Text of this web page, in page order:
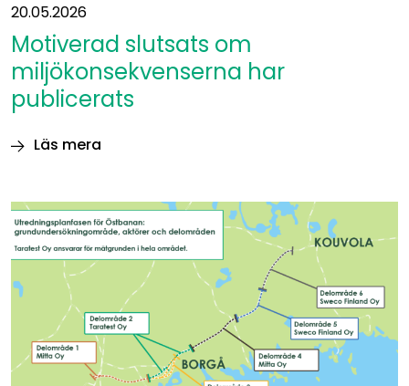
20.05.2026
Motiverad slutsats om
miljökonsekvenserna har
publicerats
Läs mera
om
miljökonsekvenserna
har
publicerats